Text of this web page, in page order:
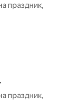
праздник,
праздник,